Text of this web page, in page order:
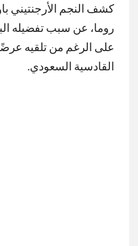
كشف النجم الأرجنتيني
روما، عن سبب تفضيله
على الرغم من تلقيه
القادسية السعودي.